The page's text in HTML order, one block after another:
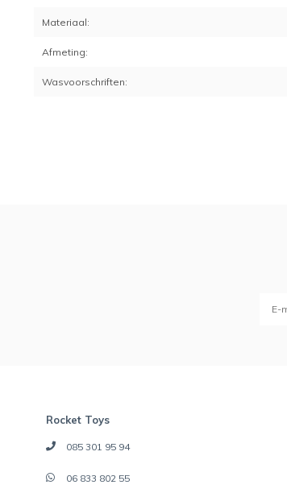
Materiaal:
Afmeting:
Wasvoorschriften:
Rocket Toys
085 301 95 94
06 833 802 55